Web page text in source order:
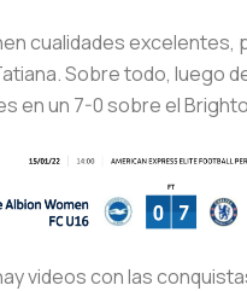
cualidades excelentes,
Sobre todo, luego
en un 7-0 sobre el
videos con las